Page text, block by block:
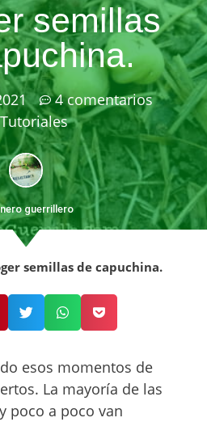
semillas
4 comentarios
Tutoriales
guerrillero
semillas de capuchina.
esos momentos de
La mayoría de las
poco a poco van